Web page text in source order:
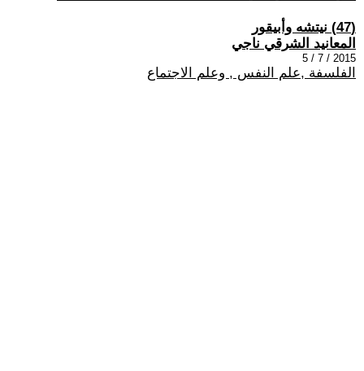
(47) نيتشه وأبيقور
المعانيد الشرقي ناجي
2015 / 7 / 5
الفلسفة ,علم النفس , وعلم الاجتماع